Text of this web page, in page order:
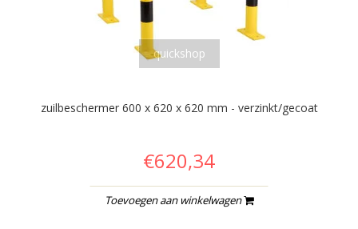
quickshop
zuilbeschermer 600 x 620 x 620 mm - verzinkt/gecoat
€620,34
Toevoegen aan winkelwagen